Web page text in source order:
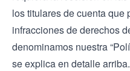
los titulares de cuenta que
infracciones de derechos
denominamos nuestra
se explica en detalle arriba.